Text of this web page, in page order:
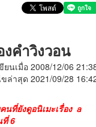
คำวิงวอน
ยนเมื่อ 2008/12/06
ล่าสุด 2021/09/28
นที่ยังดูอนิเมะเรื่อง ａ
ที่ 6